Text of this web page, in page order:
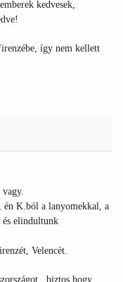
kedvesek,
így nem kellett
én K.ból a lanyomekkal, a
elindultunk
Velencèt.
, biztos hogy